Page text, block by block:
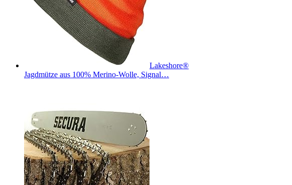
Lakeshore®
Jagdmütze aus 100% Merino-Wolle, Signal…